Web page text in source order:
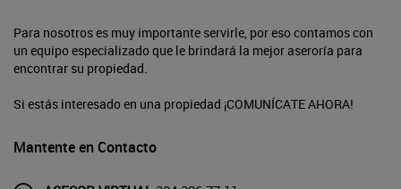
Para nosotros es muy importante servirle, por eso contamos con
un equipo especializado que le brindará la mejor aseroría para
encontrar su propiedad.
Si estás interesado en una propiedad ¡COMUNÍCATE AHORA!
Mantente en Contacto